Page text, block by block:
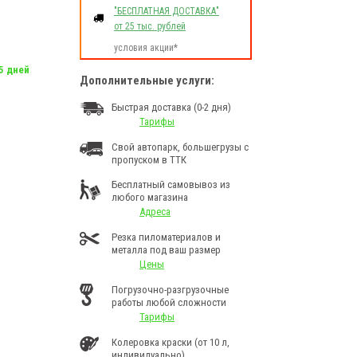
дней
"БЕСПЛАТНАЯ ДОСТАВКА"
от 25 тыс. рублей
условия акции*
Дополнительные услуги:
Быстрая доставка (0-2 дня)
Тарифы
Свой автопарк, большегрузы с
пропуском в ТТК
Бесплатный самовывоз из
любого магазина
Адреса
Резка пиломатериалов и
металла под ваш размер
Цены
Погрузочно-разгрузочные
работы любой сложности
Тарифы
Колеровка краски (от 10 л,